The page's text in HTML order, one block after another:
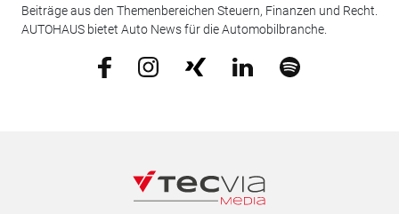
Beiträge aus den Themenbereichen Steuern, Finanzen und Recht.
AUTOHAUS bietet Auto News für die Automobilbranche.